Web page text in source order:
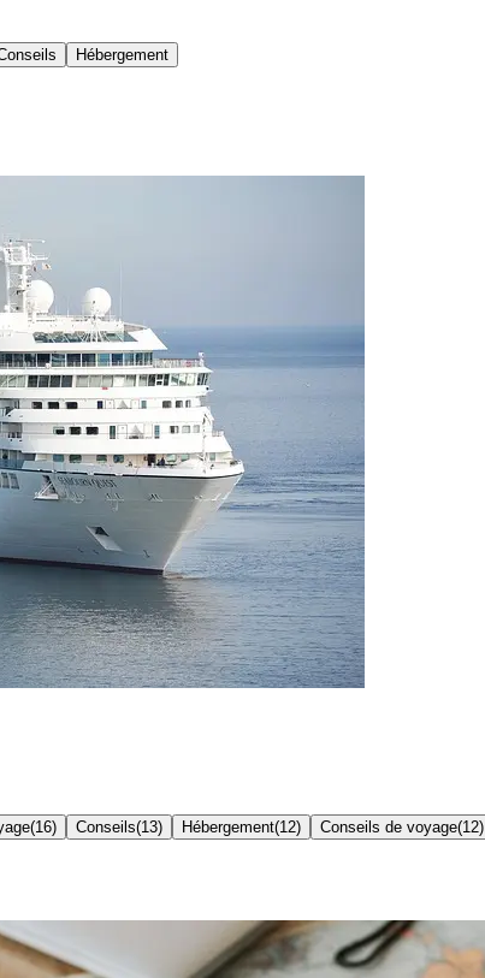
Hébergement
(16) Conseils(13) Hébergement(12) Conseils de voyage(12)